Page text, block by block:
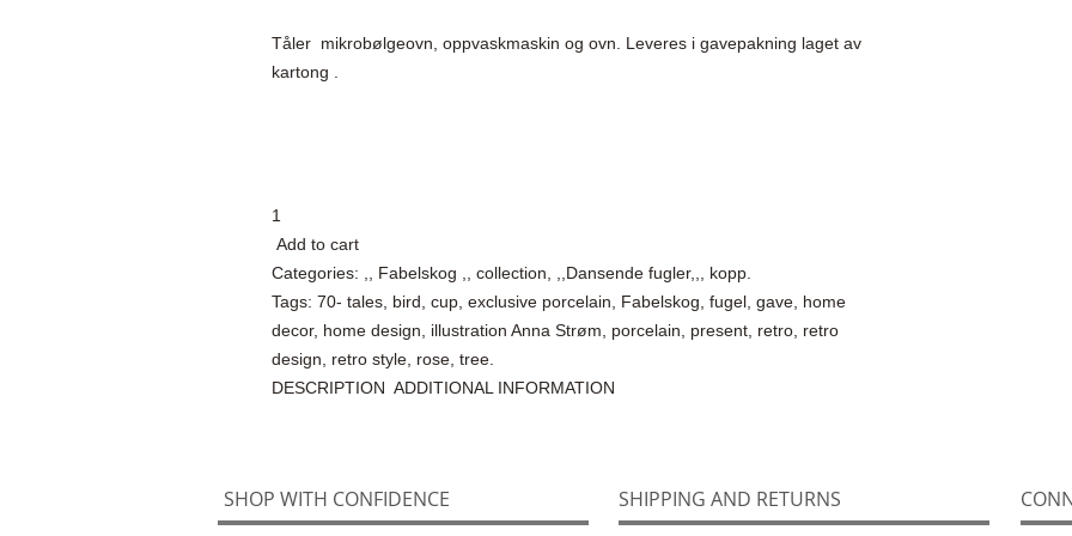
Tåler  mikrobølgeovn, oppvaskmaskin og ovn. Leveres i gavepakning laget av
kartong .
1
Categories: ,, Fabelskog ,, collection, ,,Dansende fugler,,, kopp.
Tags: 70- tales, bird, cup, exclusive porcelain, Fabelskog, fugel, gave, home
decor, home design, illustration Anna Strøm, porcelain, present, retro, retro
design, retro style, rose, tree.
DESCRIPTION  ADDITIONAL INFORMATION
SHOP WITH CONFIDENCE SHIPPING AND RETURNS